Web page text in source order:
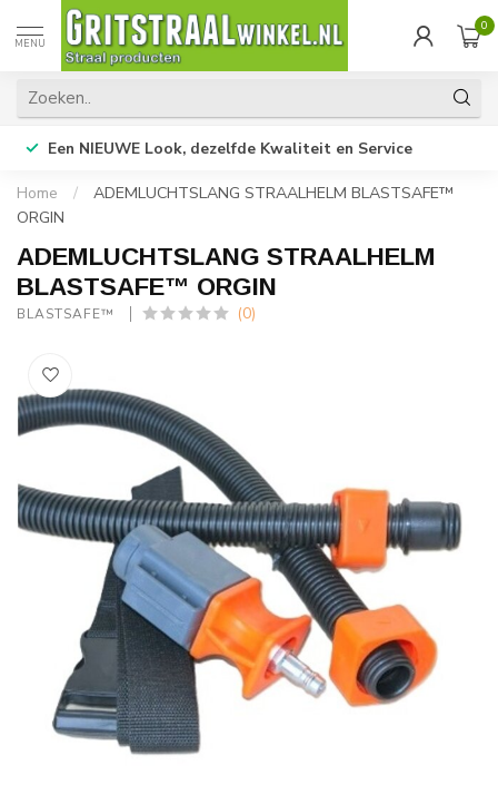
MENU
0
Een NIEUWE Look, dezelfde Kwaliteit en Service
Home /
ADEMLUCHTSLANG STRAALHELM BLASTSAFE™
ORGIN
ADEMLUCHTSLANG STRAALHELM
BLASTSAFE™ ORGIN
BLASTSAFE™ (0)